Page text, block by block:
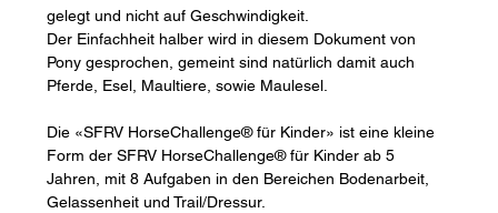
gelegt und nicht auf Geschwindigkeit.
Der Einfachheit halber wird in diesem Dokument von
Pony gesprochen, gemeint sind natürlich damit auch
Pferde, Esel, Maultiere, sowie Maulesel.
Die «SFRV HorseChallenge® für Kinder» ist eine kleine
Form der SFRV HorseChallenge® für Kinder ab 5
Jahren, mit 8 Aufgaben in den Bereichen Bodenarbeit,
Gelassenheit und Trail/Dressur.